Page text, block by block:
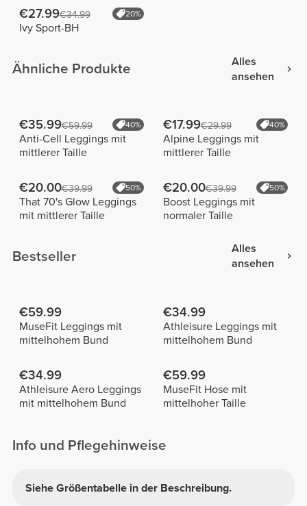
€27.99€34.99 20%
Ivy Sport-BH
Ähnliche Produkte
Alles
ansehen
€35.99€59.99 40%
Anti-Cell Leggings mit
mittlerer Taille
€17.99€29.99 40%
Alpine Leggings mit
mittlerer Taille
€20.00€39.99 50%
That 70's Glow Leggings
mit mittlerer Taille
€20.00€39.99 50%
Boost Leggings mit
normaler Taille
Bestseller
Alles
ansehen
€59.99
MuseFit Leggings mit
mittelhohem Bund
€34.99
Athleisure Leggings mit
mittelhohem Bund
€34.99
Athleisure Aero Leggings
mit mittelhohem Bund
€59.99
MuseFit Hose mit
mittelhoher Taille
Info und Pflegehinweise
Siehe Größentabelle in der Beschreibung.